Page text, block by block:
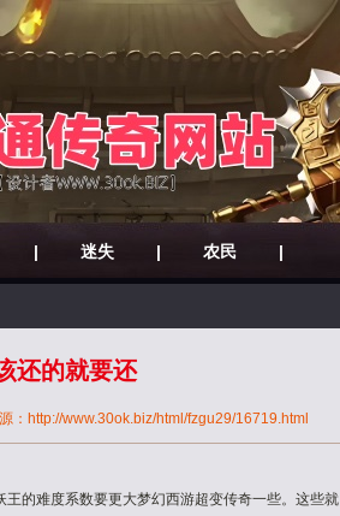
| 迷失 | 农民 |
还的就要还
：http://www.30ok.biz/html/fzgu29/16719.html
的难度系数要更大梦幻西游超变传奇一些。这些就